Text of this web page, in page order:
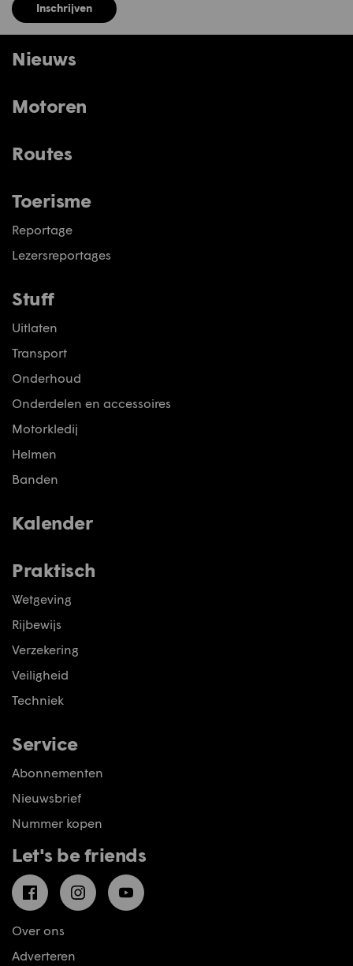
Inschrijven
Nieuws
Motoren
Routes
Toerisme
Reportage
Lezersreportages
Stuff
Uitlaten
Transport
Onderhoud
Onderdelen en accessoires
Motorkledij
Helmen
Banden
Kalender
Praktisch
Wetgeving
Rijbewijs
Verzekering
Veiligheid
Techniek
Service
Abonnementen
Nieuwsbrief
Nummer kopen
Let's be friends
FacebookInstagramYouTube
Over ons
Adverteren